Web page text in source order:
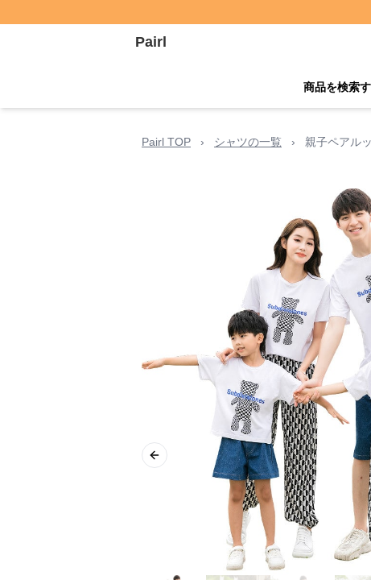
Pairl
商品を検索
Pairl TOP › シャツの一覧 › 親子ペアル
Previous slide